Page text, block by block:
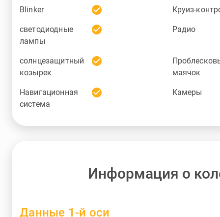
Blinker check_circle Круиз-
светодиодные
лампы
check_circle Радио
солнцезащитный
козырек
check_circle
маячок
Навигационная
система
check_circle Камеры
Информация о
Данные 1-й оси